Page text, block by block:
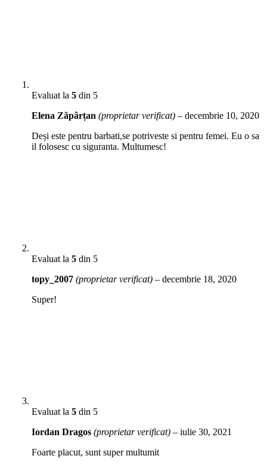
Evaluat la 5 din 5
Elena Zăpârțan (proprietar verificat) – decembrie 10, 2020
Deși este pentru barbati,se potriveste si pentru femei. Eu o sa
il folosesc cu siguranta. Multumesc!
Evaluat la 5 din 5
topy_2007 (proprietar verificat) – decembrie 18, 2020
Super!
Evaluat la 5 din 5
Iordan Dragos (proprietar verificat) – iulie 30, 2021
Foarte placut, sunt super multumit